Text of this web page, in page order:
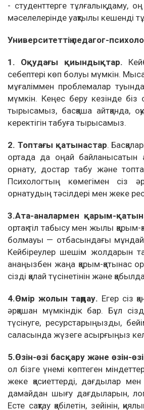
- студенттерге тұлғалық даму,
мәселелерінде уақтылы кешенді
Университеттің педагог-
1. Оқудағы қиындықтар.
себептері көп болуы мүмкін.
мұғаліммен проблемалар
мүмкін. Кеңес беру кезінде біз
тырысамыз, басқаша айтқанда,
керектігін табуға тырысамыз.
2. Топтағы қатынастар.
ортада да оңай байланысатын
орнату, достар табу және
Психологтың көмегімен сіз
орнатудың тәсілдері мен жеке
3.Ата-аналармен қарым-
ортақ тіл табысу мен жылы қарым-
болмауы — отбасындағы мұндай
Кейбіреулер шешім жолдарын
анаңызбен жаңа қарым-қатынас
сізді қалай түсінетінін және
4.Өмір жолын таңдау. Егер сіз
әрқашан мүмкіндік бар. Бұл
түсінуге, ресурстарыңызды,
саласында жүзеге асырғыңыз
5.Өзін-өзі басқару және өзін-
ол бізге үнемі көптеген
жеке қасиеттерді, дағдылар
дамайдан шығу дағдыларын,
Есте сақтау қабілетін, зейінін,